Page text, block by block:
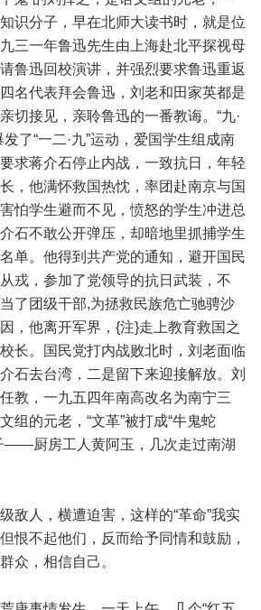
识分子，早在北师大读书时，就是位
三一年鲁迅先生由上海赴北平探视母
鲁迅回校演讲，并强烈要求鲁迅重返
名代表拜会鲁迅，刘老和田家英都是
切接见，亲聆鲁迅的一番教诲。“九·
了“一二·九”运动，爱国学生组成南
求蒋介石停止内战，一致抗日，年轻
，他满怀救国热忱，率团赴南京与国
怕学生避而不见，愤怒的学生冲进总
石不敢公开弹压，却暗地里抓捕学生
单。他得到共产党的通知，避开国民
戎，参加了党领导的抗日武装，不
了团级干部,为拯救民族危亡驰骋沙
，他离开军界，{注}走上教育救国之
长。国民党打内战败北时，刘老面临
石去台湾，二是留下来迎接解放。刘
教，一九五四年南高改名为南宁三
组的元老，“文革”被打成“牛鬼蛇
——厨房工人黄阿玉，几次走过南湖
敌人，横遭迫害，这样的“革命”我实
恨不起他们，反而给予同情和鼓励，
众，相信自己。